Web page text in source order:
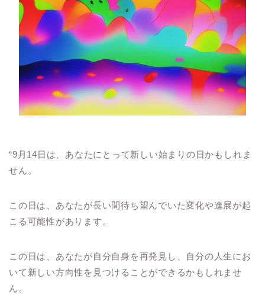
“9月14日は、あなたにとって新しい始まりの日かもしれま
せん。
この日は、あなたが長い間待ち望んでいた変化や進展が起
こる可能性があります。
この日は、あなたが自分自身を再発見し、自分の人生にお
いて新しい方向性を見つけることができるかもしれませ
ん。